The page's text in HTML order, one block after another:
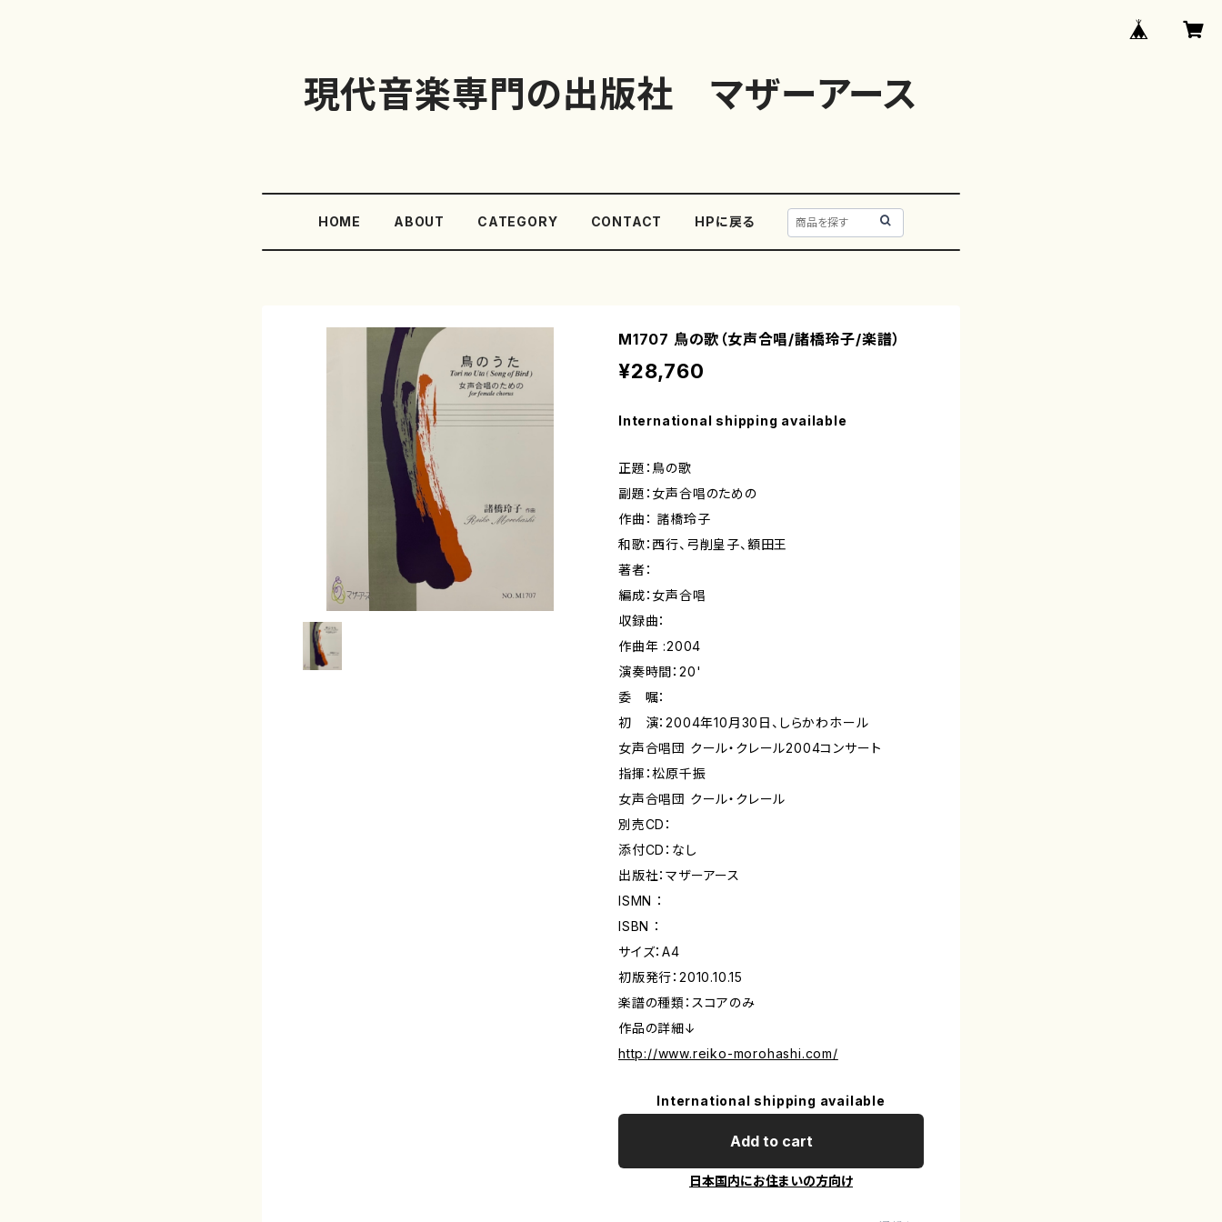
現代音楽専門の出版社 マザーアース
HOME ABOUT CATEGORY CONTACT HPに戻る
M1707 鳥の歌（女声合唱/諸橋玲子/楽譜）
¥28,760
International shipping available
正題：鳥の歌
副題：女声合唱のための
作曲： 諸橋玲子
和歌：西行、弓削皇子、額田王
著者：
編成：女声合唱
収録曲：
作曲年 :2004
演奏時間：20'
委 嘱：
初 演：2004年10月30日、しらかわホール
女声合唱団 クール・クレール2004コンサート
指揮：松原千振
女声合唱団 クール・クレール
別売CD：
添付CD：なし
出版社：マザーアース
ISMN ：
ISBN ：
サイズ：A4
初版発行：2010.10.15
楽譜の種類：スコアのみ
作品の詳細↓
http://www.reiko-morohashi.com/
International shipping available
Add to cart
日本国内にお住まいの方向け